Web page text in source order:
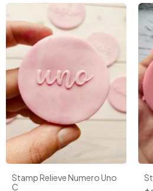
Stamp Relieve Numero Uno
C